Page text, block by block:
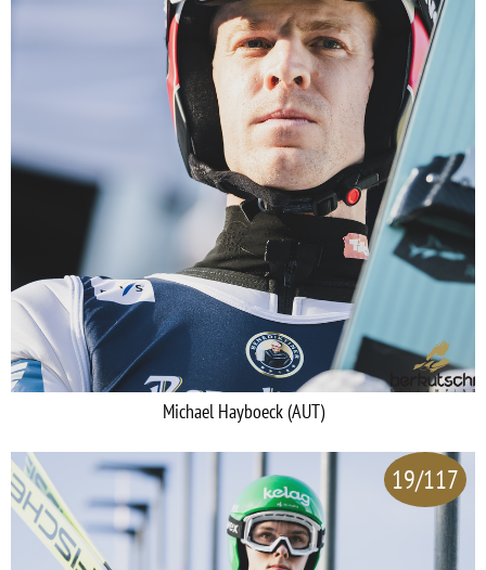
Michael Hayboeck (AUT)
19/117